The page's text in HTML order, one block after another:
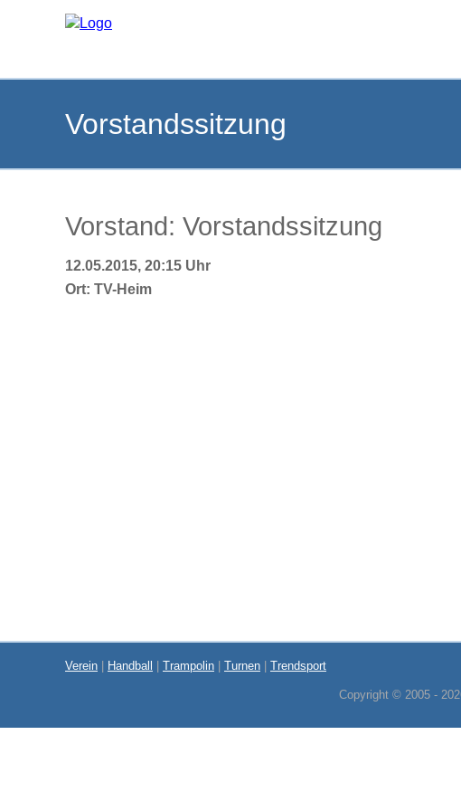
Vorstandssitzung
Vorstand: Vorstandssitzung
12.05.2015, 20:15 Uhr
Ort: TV-Heim
Verein Handball Trampolin Turnen Trendsport
Copyright © 2005 -